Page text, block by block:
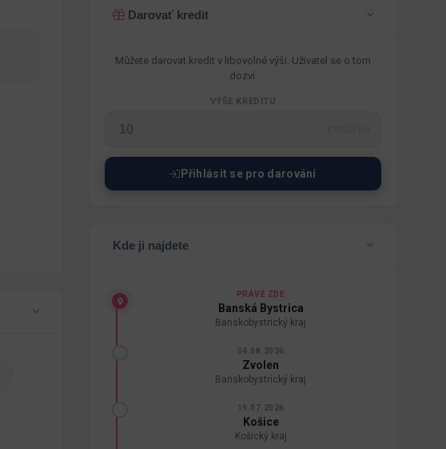
Darovať kredit
Můžete darovat kredit v libovolné výši. Uživatel se o tom
dozví.
VÝŠE KREDITU
Přihlásit se pro darování
Kde ji najdete
PRÁVĚ ZDE
Banská Bystrica
Banskobystrický kraj
04.08.2026
Zvolen
Banskobystrický kraj
19.07.2026
Košice
Košický kraj